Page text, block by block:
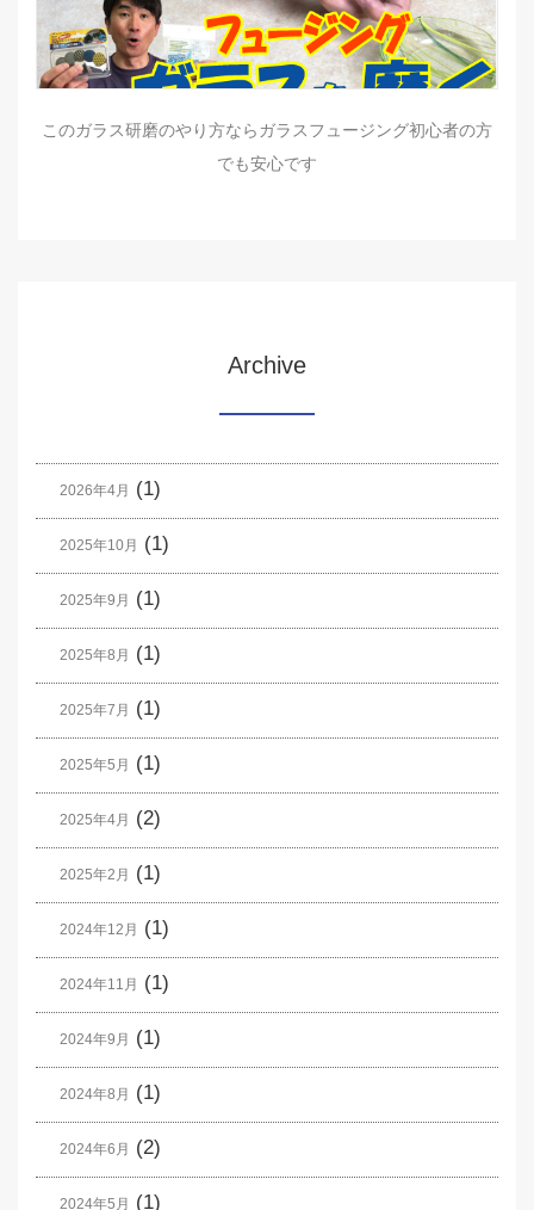
このガラス研磨のやり方ならガラスフュージング初心者の方
でも安心です
Archive
2026年4月 (1)
2025年10月 (1)
2025年9月 (1)
2025年8月 (1)
2025年7月 (1)
2025年5月 (1)
2025年4月 (2)
2025年2月 (1)
2024年12月 (1)
2024年11月 (1)
2024年9月 (1)
2024年8月 (1)
2024年6月 (2)
2024年5月 (1)